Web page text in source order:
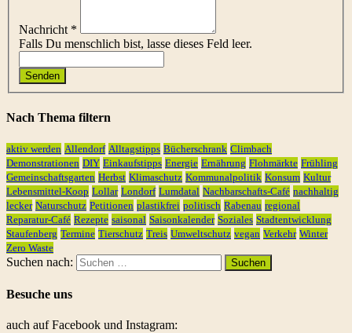
Nachricht *
Falls Du menschlich bist, lasse dieses Feld leer.
Senden
Nach Thema filtern
aktiv werden Allendorf Alltagstipps Bücherschrank Climbach
Demonstrationen DIY Einkaufstipps Energie Ernährung Flohmärkte Frühling
Gemeinschaftsgarten Herbst Klimaschutz Kommunalpolitik Konsum Kultur
Lebensmittel-Koop Lollar Londorf Lumdatal Nachbarschafts-Café nachhaltig
lecker Naturschutz Petitionen plastikfrei politisch Rabenau regional
Reparatur-Café Rezepte saisonal Saisonkalender Soziales Stadtentwicklung
Staufenberg Termine Tierschutz Treis Umweltschutz vegan Verkehr Winter
Zero Waste
Suchen nach:
Besuche uns
auch auf Facebook und Instagram: